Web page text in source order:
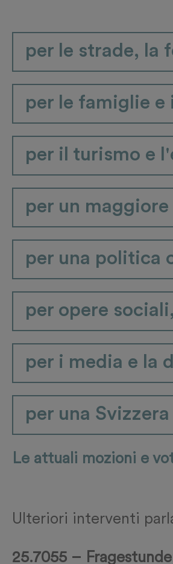
per le strade, la
per le famiglie e
per il turismo e
per un
per una politica
per opere
per i media e la
per una
Le attuali mozioni e
Ulteriori interventi
25.7055 –